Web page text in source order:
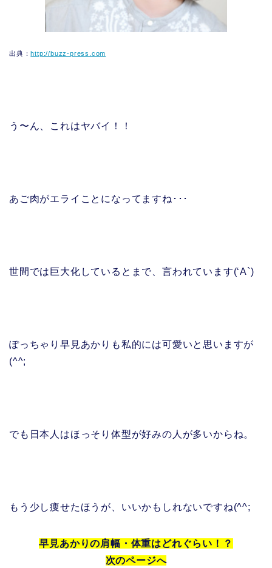
出典：http://buzz-press.com
う〜ん、これはヤバイ！！
あご肉がエライことになってますね･･･
世間では巨大化しているとまで、言われています(‘A`)
ぽっちゃり早見あかりも私的には可愛いと思いますが
(^^;
でも日本人はほっそり体型が好みの人が多いからね。
もう少し痩せたほうが、いいかもしれないですね(^^;
早見あかりの肩幅・体重はどれぐらい！？
次のページへ